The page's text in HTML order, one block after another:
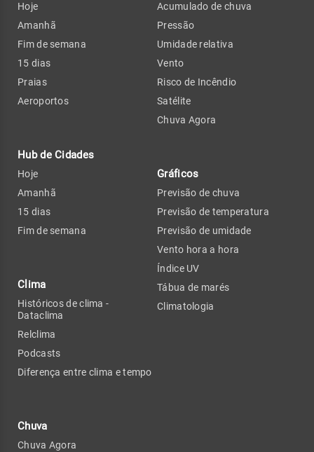
Hoje
Amanhã
Fim de semana
15 dias
Praias
Aeroportos
Hub de Cidades
Hoje
Amanhã
15 dias
Fim de semana
Clima
Históricos de clima -
Dataclima
Relclima
Podcasts
Diferença entre clima e tempo
Chuva
Chuva Agora
Acumulado de chuva
Pressão
Umidade relativa
Vento
Risco de Incêndio
Satélite
Chuva Agora
Gráficos
Previsão de chuva
Previsão de temperatura
Previsão de umidade
Vento hora a hora
Índice UV
Tábua de marés
Climatologia